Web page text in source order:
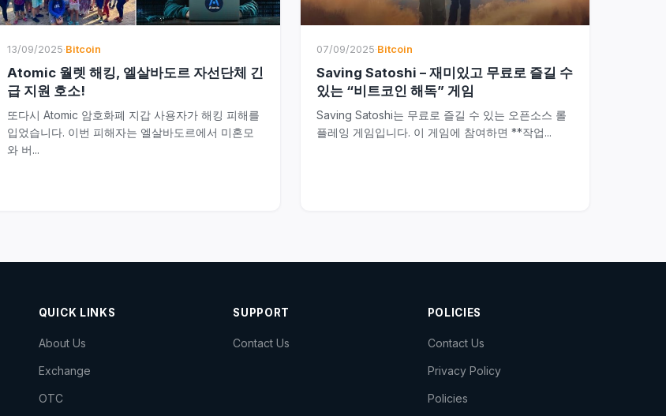
13/09/2025·Bitcoin
Atomic 월렛 해킹, 엘살바도르 자선단체 긴
급 지원 호소!
또다시 Atomic 암호화폐 지갑 사용자가 해킹 피해를
입었습니다. 이번 피해자는 엘살바도르에서 미혼모
와 버...
07/09/2025·Bitcoin
Saving Satoshi – 재미있고 무료로 즐길 수
있는 “비트코인 해독” 게임
Saving Satoshi는 무료로 즐길 수 있는 오픈소스 롤
플레잉 게임입니다. 이 게임에 참여하면 **작업...
QUICK LINKS
About Us
Exchange
OTC
SUPPORT
Contact Us
POLICIES
Contact Us
Privacy Policy
Policies